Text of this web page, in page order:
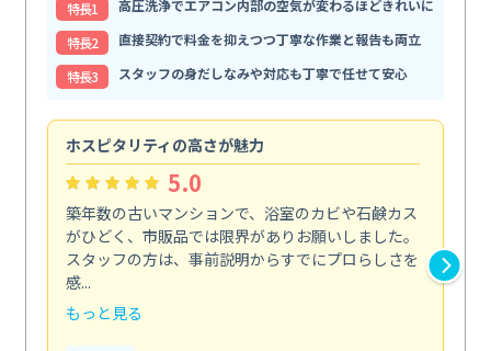
特⻑1
高圧洗浄でエアコン内部の空気が変わるほどきれいに
特⻑2
直接契約で料金を抑えつつ丁寧な作業と報告も両立
特⻑3
スタッフの身だしなみや対応も丁寧で任せて安心
ホスピタリティの高さが魅力
5.0
築年数の古いマンションで、浴室のカビや石鹸カス
がひどく、市販品では限界がありお願いしました。
スタッフの方は、事前説明からすでにプロらしさを
感...
もっと見る